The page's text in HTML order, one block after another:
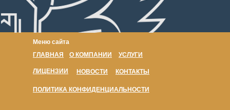
Меню сайта
ГЛАВНАЯ О КОМПАНИИ УСЛУГИ
ЛИЦЕНЗИИ НОВОСТИ КОНТАКТЫ
ПОЛИТИКА КОНФИДЕНЦИАЛЬНОСТИ